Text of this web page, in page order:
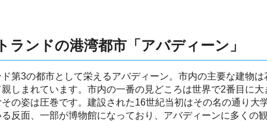
ランドの港湾都市「アバディーン」
第3の都市として栄えるアバディーン。市内の主要な建物
しまれています。市内の一番の見どころは世界で2番目に
の姿は圧巻です。建設された16世紀当初はその名の通り大
反面、一部が博物館になっており、アバディーンに多くの